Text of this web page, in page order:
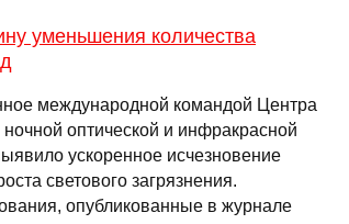
уменьшения количества
международной командой Центра
оптической и инфракрасной
ускоренное исчезновение
светового загрязнения.
опубликованные в журнале